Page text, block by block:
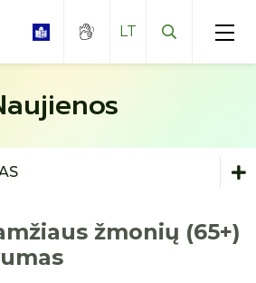
darbuotojų
LT
vartojimo prevencija
žmonių (65+)